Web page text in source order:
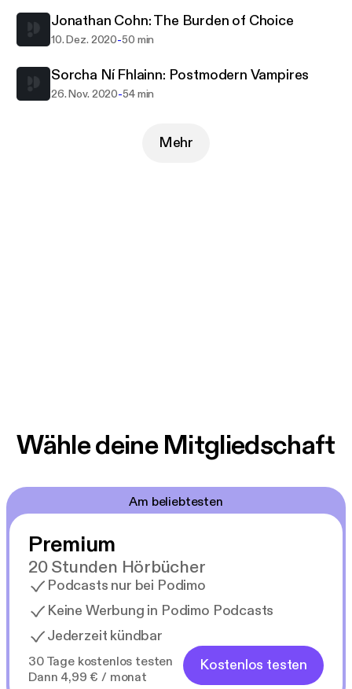
Jonathan Cohn: The Burden of Choice
10. Dez. 2020-50 min
Sorcha Ní Fhlainn: Postmodern Vampires
26. Nov. 2020-54 min
Mehr
Wähle deine Mitgliedschaft
Am beliebtesten
Premium
20 Stunden Hörbücher
Podcasts nur bei Podimo
Keine Werbung in Podimo Podcasts
Jederzeit kündbar
30 Tage kostenlos testen
Dann 4,99 € / monat
Kostenlos testen